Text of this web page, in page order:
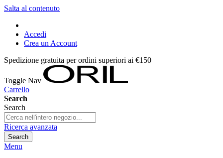
Salta al contenuto
Accedi
Crea un Account
Spedizione gratuita per ordini superiori ai €150
Toggle Nav
Carrello
Search
Search
Ricerca avanzata
Search
Menu